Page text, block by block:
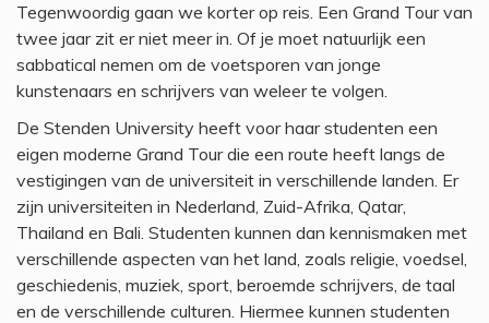
Tegenwoordig gaan we korter op reis. Een Grand Tour van
twee jaar zit er niet meer in. Of je moet natuurlijk een
sabbatical nemen om de voetsporen van jonge
kunstenaars en schrijvers van weleer te volgen.
De Stenden University heeft voor haar studenten een
eigen moderne Grand Tour die een route heeft langs de
vestigingen van de universiteit in verschillende landen. Er
zijn universiteiten in Nederland, Zuid-Afrika, Qatar,
Thailand en Bali. Studenten kunnen dan kennismaken met
verschillende aspecten van het land, zoals religie, voedsel,
geschiedenis, muziek, sport, beroemde schrijvers, de taal
en de verschillende culturen. Hiermee kunnen studenten